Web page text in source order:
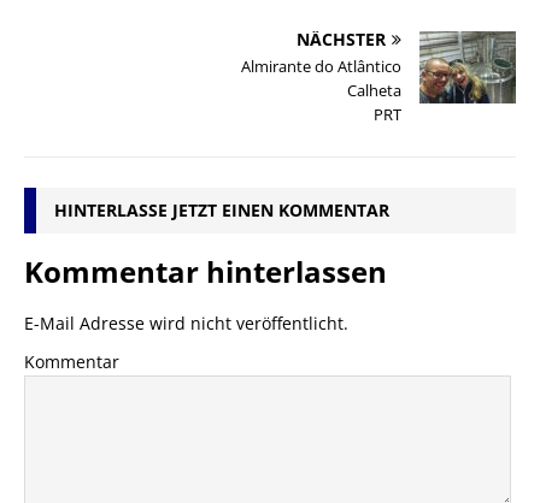
NÄCHSTER
Almirante do Atlântico
Calheta
PRT
HINTERLASSE JETZT EINEN KOMMENTAR
Kommentar hinterlassen
E-Mail Adresse wird nicht veröffentlicht.
Kommentar